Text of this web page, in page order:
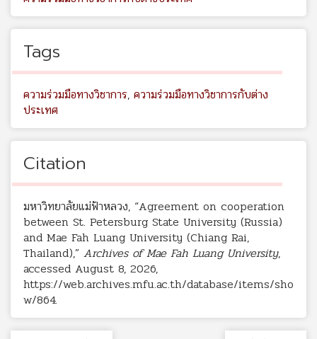
Tags
ความร่วมมือทางวิชาการ, ความร่วมมือทางวิชาการกับต่าง
ประเทศ
Citation
มหาวิทยาลัยแม่ฟ้าหลวง, “Agreement on cooperation
between St. Petersburg State University (Russia)
and Mae Fah Luang University (Chiang Rai,
Thailand),” Archives of Mae Fah Luang University,
accessed August 8, 2026,
https://web.archives.mfu.ac.th/database/items/sho
w/864.